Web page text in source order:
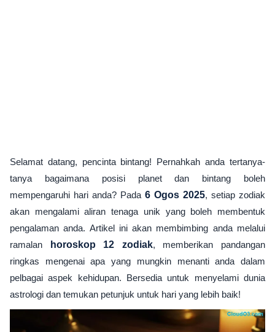
Selamat datang, pencinta bintang! Pernahkah anda tertanya-
tanya bagaimana posisi planet dan bintang boleh
mempengaruhi hari anda? Pada 6 Ogos 2025, setiap zodiak
akan mengalami aliran tenaga unik yang boleh membentuk
pengalaman anda. Artikel ini akan membimbing anda melalui
ramalan
horoskop 12 zodiak, memberikan pandangan
ringkas mengenai apa yang mungkin menanti anda dalam
pelbagai aspek kehidupan. Bersedia untuk menyelami dunia
astrologi dan temukan petunjuk untuk hari yang lebih baik!